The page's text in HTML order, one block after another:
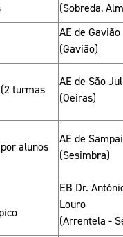
(Sobreda,
AE de Gavião
(Gavião)
turmas
AE de São
(Oeiras)
alunos
AE de
(Sesimbra)
EB Dr.
Louro
(Arrentela -